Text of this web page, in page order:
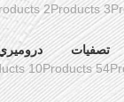
3 Products
2 Products
تصفيات
54 Products
10 Products